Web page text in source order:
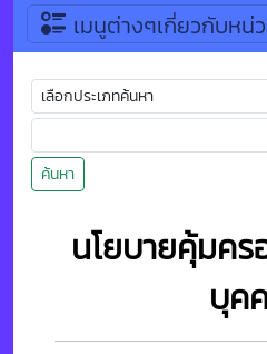
เมนูต่างๆเกี่ยวกับหน่
ค้นหา
นโยบายคุ้มค
บุค